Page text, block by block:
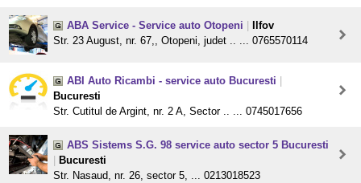
ABA Service - Service auto Otopeni
Ilfov
Str. 23 August, nr. 67,, Otopeni, judet .. ... 0765570114
ABI Auto Ricambi - service auto Bucuresti
Bucuresti
Str. Cutitul de Argint, nr. 2 A, Sector .. ... 0745017656
ABS Sistems S.G. 98 service auto sector 5 Bucuresti
Bucuresti
Str. Nasaud, nr. 26, sector 5, ... 0213018523